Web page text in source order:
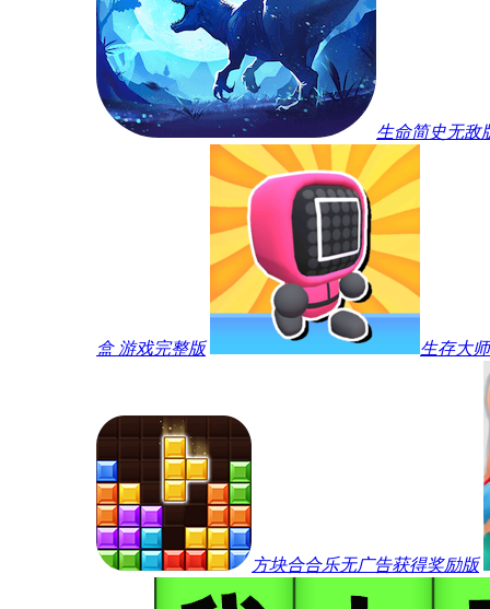
生命简史无敌
盒 游戏完整版 生存大
方块合合乐无广告获得奖励版